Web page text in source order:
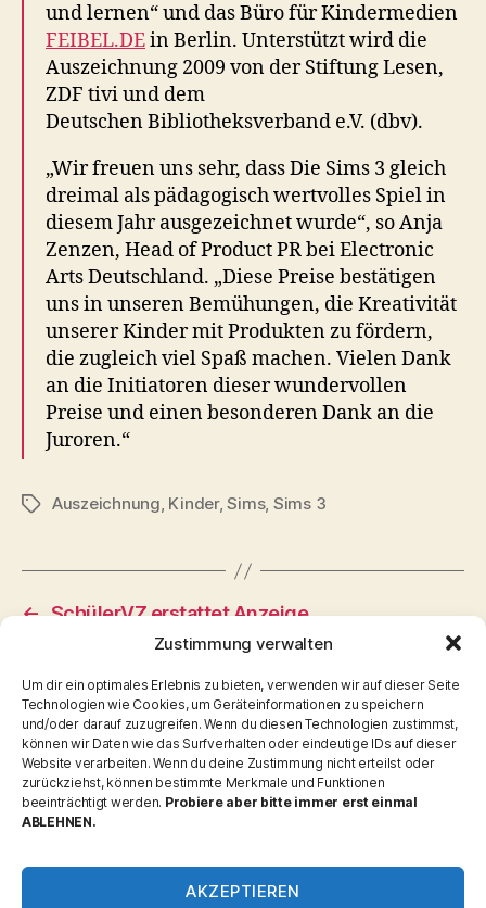
Zustimmung verwalten
Um dir ein optimales Erlebnis zu bieten, verwenden wir auf dieser Seite
Technologien wie Cookies, um Geräteinformationen zu speichern
und/oder darauf zuzugreifen. Wenn du diesen Technologien zustimmst,
können wir Daten wie das Surfverhalten oder eindeutige IDs auf dieser
Website verarbeiten. Wenn du deine Zustimmung nicht erteilst oder
zurückziehst, können bestimmte Merkmale und Funktionen
beeinträchtigt werden. Probiere aber bitte immer erst einmal
ABLEHNEN.
AKZEPTIEREN
und lernen“ und das Büro für Kindermedien
FEIBEL.DEin Berlin. Unterstützt wird die
Auszeichnung 2009 von der Stiftung Lesen,
ZDF tivi und dem
Deutschen Bibliotheksverband e.V. (dbv).
„Wir freuen uns sehr, dass Die Sims 3 gleich
dreimal als pädagogisch wertvolles Spiel in
diesem Jahr ausgezeichnet wurde“, so Anja
Zenzen, Head of Product PR bei Electronic
Arts Deutschland. „Diese Preise bestätigen
uns in unseren Bemühungen, die Kreativität
unserer Kinder mit Produkten zu fördern,
die zugleich viel Spaß machen. Vielen Dank
an die Initiatoren dieser wundervollen
Preise und einen besonderen Dank an die
Juroren.“
Schlagwörter
Auszeichnung, Kinder,Sims, Sims 3
← SchülerVZ erstattet Anzeige
byte42-tweets in 2009-10-25
Kategorien